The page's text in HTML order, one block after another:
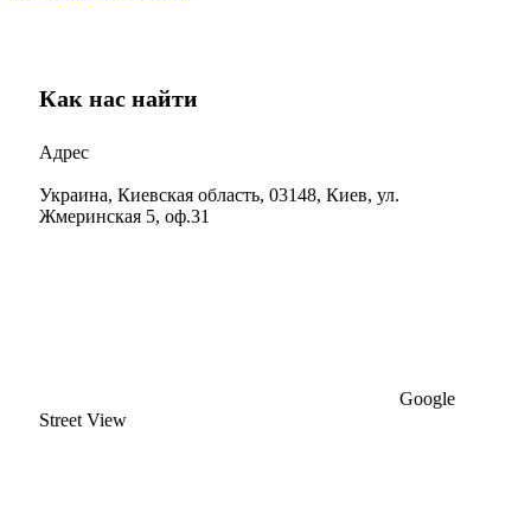
Как нас найти
Адрес
Украина, Киевская область, 03148, Киев, ул.
Жмеринская 5, оф.31
Google
Street View